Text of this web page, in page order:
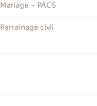
Mariage – PACS
Parrainage civil